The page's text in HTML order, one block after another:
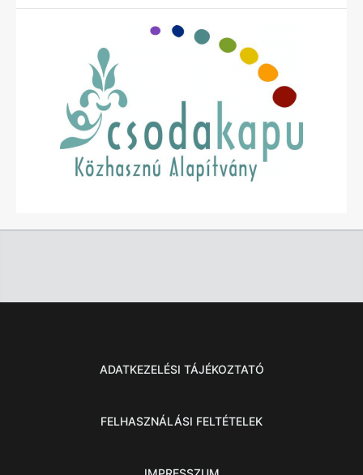
ADATKEZELÉSI TÁJÉKOZTATÓ
FELHASZNÁLÁSI FELTÉTELEK